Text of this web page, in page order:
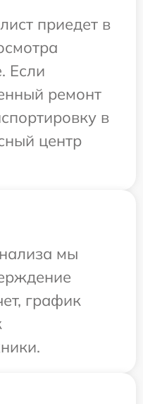
приедет в
Если
ремонт
в
центр
мы
график